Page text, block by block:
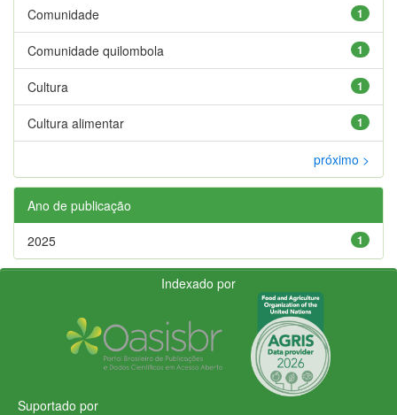
1
Comunidade
1
Comunidade quilombola
1
Cultura
1
Cultura alimentar
próximo >
Ano de publicação
1
2025
Indexado por
Suportado por